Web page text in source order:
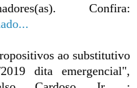
Confira:
ao substitutivo
dita emergencial",